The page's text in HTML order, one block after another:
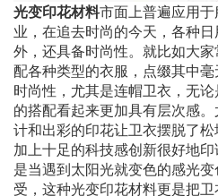
光变印花材料市面上普遍应用
业，在追去时尚的今天，各种
外，还具备时尚性。就比如大
配各种类型的衣服，点缀其中
时尚性，尤其是连帽卫衣，无
的搭配看起来更加具有层次感
计和出彩的印花让卫衣摆脱了
加上十足的科技感创新很好地
是当遇到太阳光就变色的感光
受，这种光变印花材料更是把卫